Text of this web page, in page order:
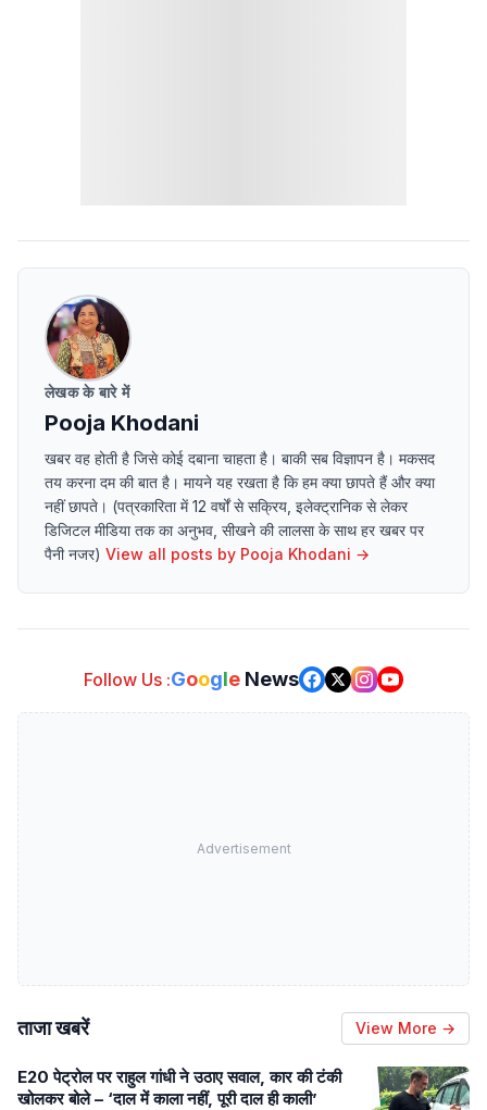
लेखक के बारे में
Pooja Khodani
खबर वह होती है जिसे कोई दबाना चाहता है। बाकी सब विज्ञापन है। मकसद
तय करना दम की बात है। मायने यह रखता है कि हम क्या छापते हैं और क्या
नहीं छापते। (पत्रकारिता में 12 वर्षों से सक्रिय, इलेक्ट्रानिक से लेकर
डिजिटल मीडिया तक का अनुभव, सीखने की लालसा के साथ हर खबर पर
पैनी नजर) View all posts by Pooja Khodani →
Follow Us :Google News
Advertisement
ताजा खबरें View More →
E20 पेट्रोल पर राहुल गांधी ने उठाए सवाल, कार की टंकी
खोलकर बोले – ‘दाल में काला नहीं, पूरी दाल ही काली’